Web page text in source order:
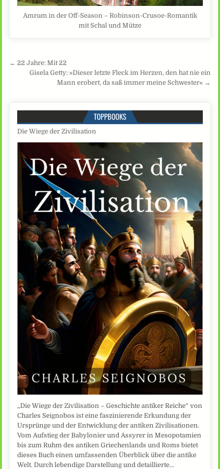
Amrum in der Off-Season – Robinson-Crusoe-Romantik
mit Schal und Mütze
Beitragsnavigation
← 22 Jahre: Mit 22
Gisela Getty: »Dieser letzte Fleck im Herzen, den hat nie ein
Mann erobert, da saß immer meine Schwester« →
TOPPBOOKS
Die Wiege der Zivilisation
„Die Wiege der Zivilisation – Geschichte antiker Reiche“ von
Charles Seignobos ist eine faszinierende Erkundung der
Ursprünge und der Entwicklung der antiken Zivilisationen.
Vom Aufstieg der Babylonier und Assyrer in Mesopotamien
bis zum Ruhm des antiken Griechenlands und Roms bietet
dieses Buch einen umfassenden Überblick über die antike
Welt. Durch lebendige Darstellung und detaillierte…